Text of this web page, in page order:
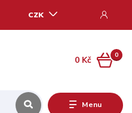
Menu
CZK
0
0 Kč